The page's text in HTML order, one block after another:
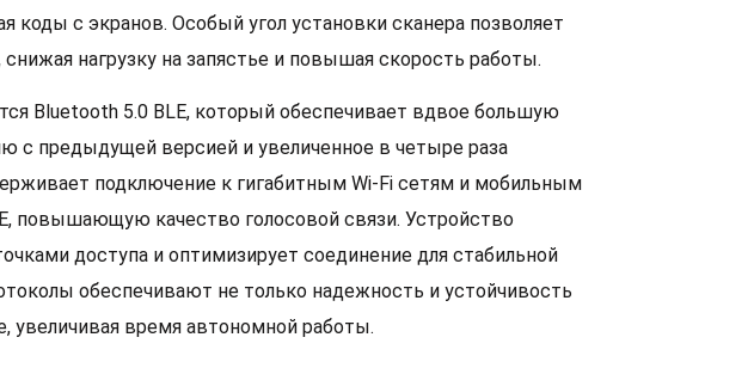
коды с экранов. Особый угол установки сканера позволяет
нагрузку на запястье и повышая скорость работы.
Bluetooth 5.0 BLE, который обеспечивает вдвое большую
с предыдущей версией и увеличенное в четыре раза
подключение к гигабитным Wi-Fi сетям и мобильным
повышающую качество голосовой связи. Устройство
доступа и оптимизирует соединение для стабильной
обеспечивают не только надежность и устойчивость
увеличивая время автономной работы.